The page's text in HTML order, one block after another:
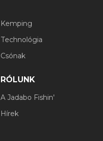
Kemping
Technológia
Csónak
RÓLUNK
A Jadabo Fishin'
Hírek